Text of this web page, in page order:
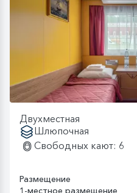
Двухместная
Шлюпочная
Свободных кают: 6
Размещение